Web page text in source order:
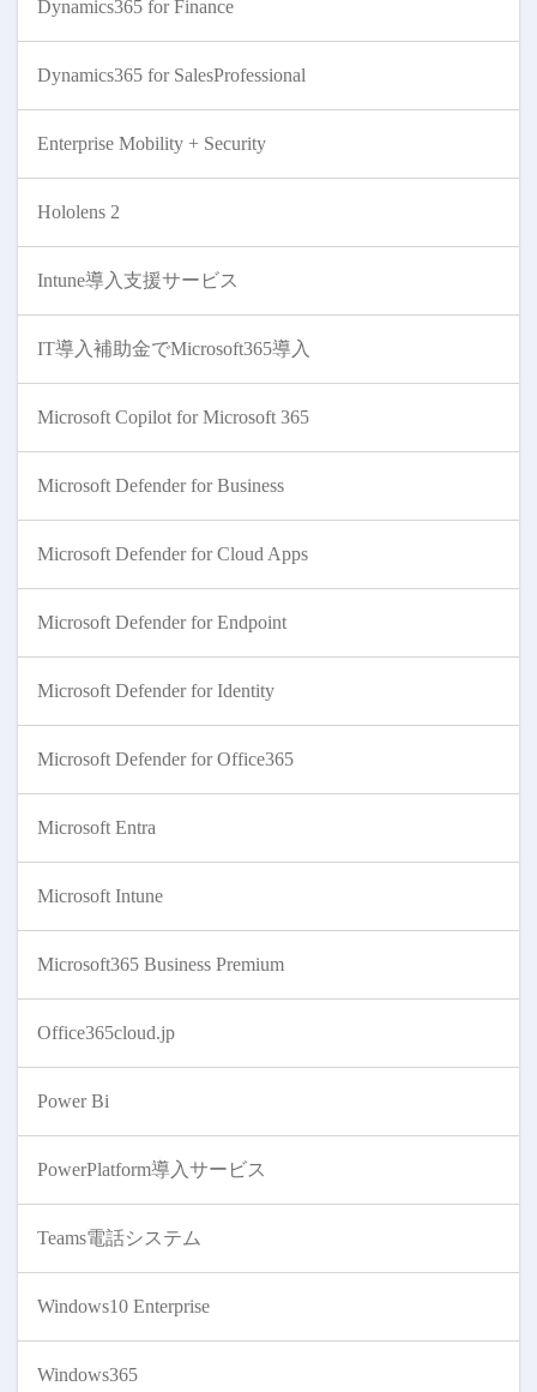
Dynamics365 for Finance
Dynamics365 for SalesProfessional
Enterprise Mobility + Security
Hololens 2
Intune導入支援サービス
IT導入補助金でMicrosoft365導入
Microsoft Copilot for Microsoft 365
Microsoft Defender for Business
Microsoft Defender for Cloud Apps
Microsoft Defender for Endpoint
Microsoft Defender for Identity
Microsoft Defender for Office365
Microsoft Entra
Microsoft Intune
Microsoft365 Business Premium
Office365cloud.jp
Power Bi
PowerPlatform導入サービス
Teams電話システム
Windows10 Enterprise
Windows365